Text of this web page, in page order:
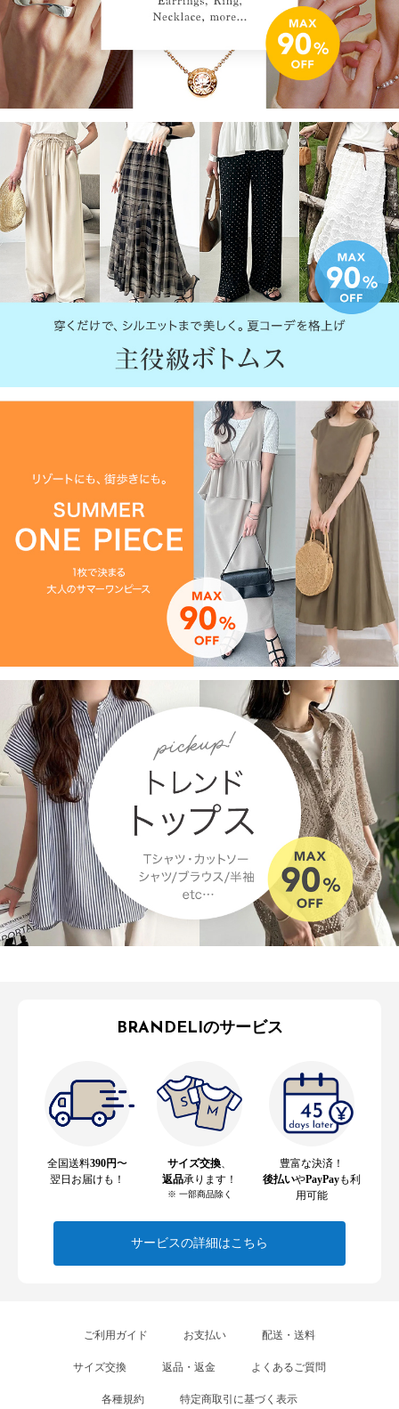
BRANDELIのサービス
全国送料390円〜
翌日お届けも！
サイズ交換
返品承ります！
※ 一部商品除く
豊富な決済！
後払いやPayPayも利
用可能
サービスの詳細はこちら
ご利用ガイド お支払い 配送・送料
サイズ交換 返品・返金 よくあるご質問
各種規約 特定商取引に基づく表示